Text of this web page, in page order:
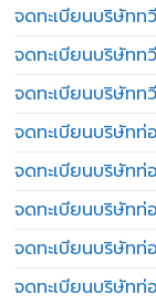
จดทะเบียนบริษัทท
จดทะเบียนบริษัทท
จดทะเบียนบริษัทท
จดทะเบียนบริษัทท่
จดทะเบียนบริษัท
จดทะเบียนบริษัท
จดทะเบียนบริษัทท่
จดทะเบียนบริษัทท่